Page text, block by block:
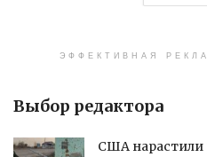
ЭФФЕКТИВНАЯ
Выбор редактора
США нарастили